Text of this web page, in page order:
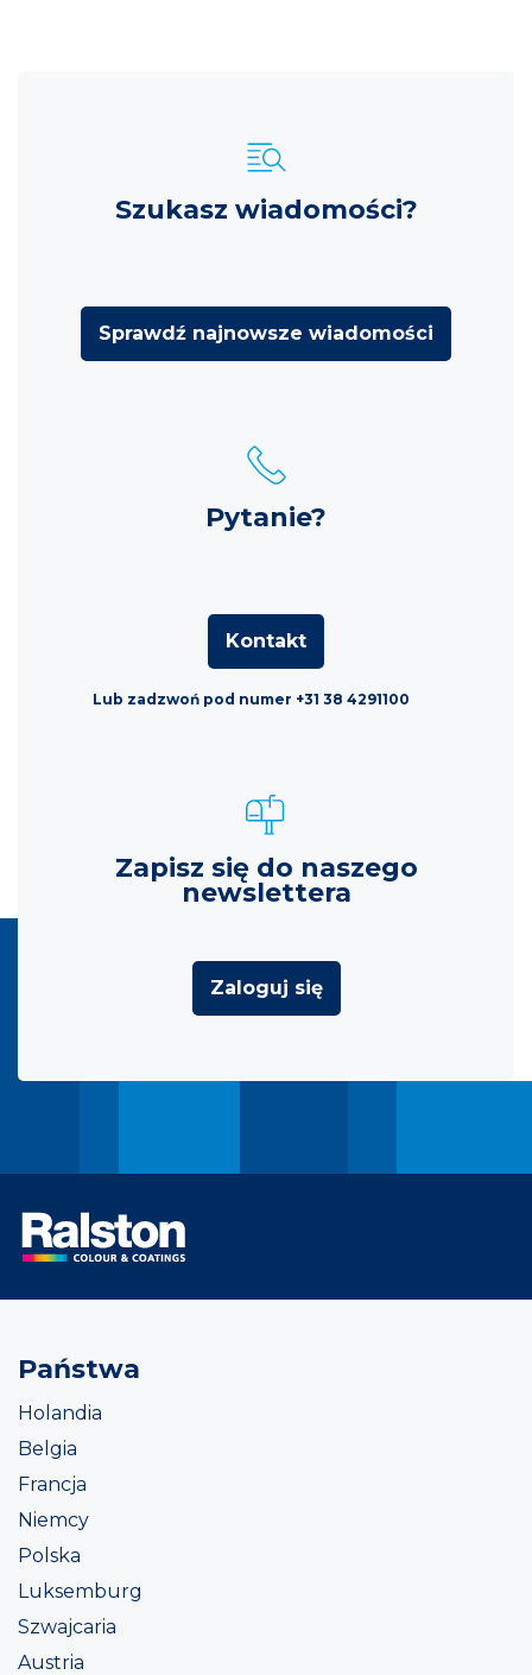
Szukasz wiadomości?
Sprawdź najnowsze wiadomości
Pytanie?
Kontakt
Lub zadzwoń pod numer +31 38 4291100
Zapisz się do naszego
newslettera
Zaloguj się
Państwa
Holandia
Belgia
Francja
Niemcy
Polska
Luksemburg
Szwajcaria
Austria